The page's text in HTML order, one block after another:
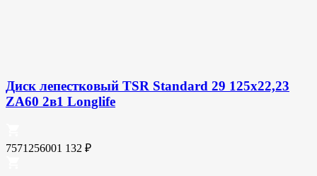
Диск лепестковый TSR Standard 29 125х22,23
ZA60 2в1 Longlife
7571256001 132 ₽